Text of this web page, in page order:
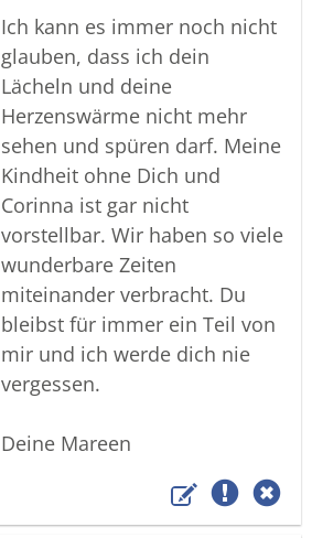
Ich kann es immer noch nicht
glauben, dass ich dein
Lächeln und deine
Herzenswärme nicht mehr
sehen und spüren darf. Meine
Kindheit ohne Dich und
Corinna ist gar nicht
vorstellbar. Wir haben so viele
wunderbare Zeiten
miteinander verbracht. Du
bleibst für immer ein Teil von
mir und ich werde dich nie
vergessen.
Deine Mareen